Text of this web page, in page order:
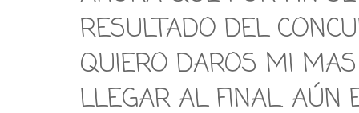
RESULTADO DEL
QUIERO DAROS MI
LLEGAR AL FINAL. AÚN